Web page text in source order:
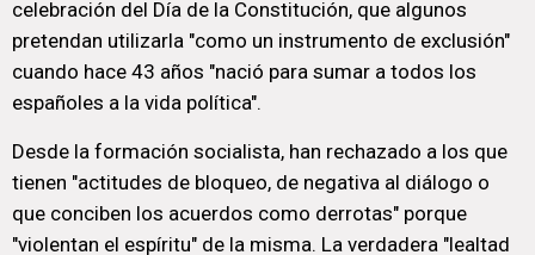
celebración del Día de la Constitución, que algunos
pretendan utilizarla "como un instrumento de exclusión"
cuando hace 43 años "nació para sumar a todos los
españoles a la vida política".
Desde la formación socialista, han rechazado a los que
tienen "actitudes de bloqueo, de negativa al diálogo o
que conciben los acuerdos como derrotas" porque
"violentan el espíritu" de la misma. La verdadera "lealtad